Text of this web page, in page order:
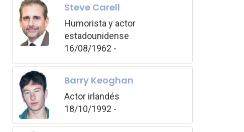
Steve Carell
Humorista y actor
estadounidense
16/08/1962 -
Barry Keoghan
Actor irlandés
18/10/1992 -